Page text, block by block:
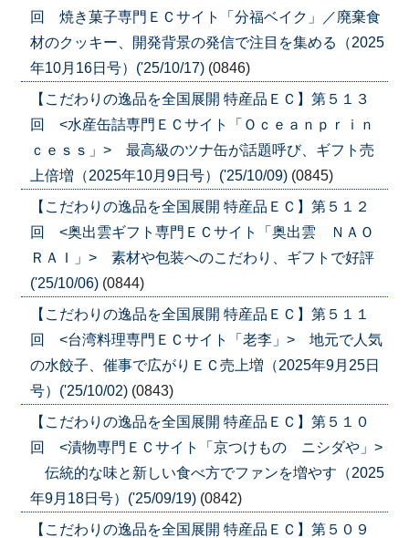
回 焼き菓子専門ＥＣサイト「分福ベイク」／廃棄食
材のクッキー、開発背景の発信で注目を集める（2025
年10月16日号）('25/10/17) (0846)
【こだわりの逸品を全国展開 特産品ＥＣ】第５１３
回 <水産缶詰専門ＥＣサイト「Ｏｃｅａｎｐｒｉｎ
ｃｅｓｓ」> 最高級のツナ缶が話題呼び、ギフト売
上倍増（2025年10月9日号）('25/10/09) (0845)
【こだわりの逸品を全国展開 特産品ＥＣ】第５１２
回 <奥出雲ギフト専門ＥＣサイト「奥出雲 ＮＡＯ
ＲＡＩ」> 素材や包装へのこだわり、ギフトで好評
('25/10/06) (0844)
【こだわりの逸品を全国展開 特産品ＥＣ】第５１１
回 <台湾料理専門ＥＣサイト「老李」> 地元で人気
の水餃子、催事で広がりＥＣ売上増（2025年9月25日
号）('25/10/02) (0843)
【こだわりの逸品を全国展開 特産品ＥＣ】第５１０
回 <漬物専門ＥＣサイト「京つけもの ニシダや」>
伝統的な味と新しい食べ方でファンを増やす（2025
年9月18日号）('25/09/19) (0842)
【こだわりの逸品を全国展開 特産品ＥＣ】第５０９